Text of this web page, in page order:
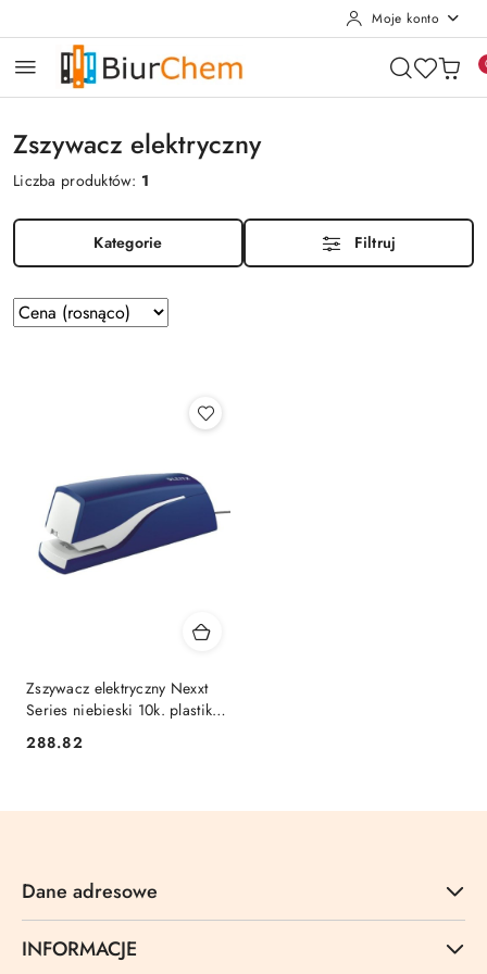
Moje konto
Zszywacz elektryczny
Liczba produktów: 1
Kategorie Filtruj
Zastosowano
sortowanie:
Sortuj
według
Zszywacz elektryczny Nexxt
Series niebieski 10k. plastik
Leitz (55320035)
Cena:
288.82
Dane adresowe
INFORMACJE